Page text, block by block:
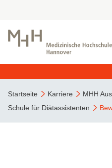
Startseite Karriere
MHH
Schule für Diätassistenten